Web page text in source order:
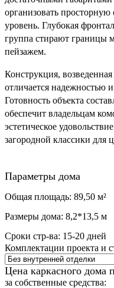
организовать
уровень. Глубокая
группа стирают границы
пейзажем.
Конструкция,
отличается надежностью
Готовность объекта
обеспечит владельцам
эстетическое
загородной классики для
Параметры дома
Общая площадь: 89,50 м²
Размеры дома: 8,2*13,5 м
Сроки стр-ва: 15-20 дней
Комплектации проекта и
Цена каркасного дома
за собственные средства: